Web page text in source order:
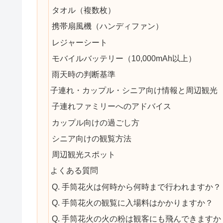
タオル（複数枚）
携帯扇風機（ハンディファン）
レジャーシート
モバイルバッテリー（10,000mAh以上）
雨天時の判断基準
子連れ・カップル・シニア向け情報と周辺観光
子連れファミリーへのアドバイス
カップル向けの過ごし方
シニア向けの観覧方法
周辺観光スポット
よくある質問
Q. 手筒花火は何時から何時まで行われますか？
Q. 手筒花火の観覧に入場料はかかりますか？
Q. 手筒花火の火の粉は観客にも飛んできますか